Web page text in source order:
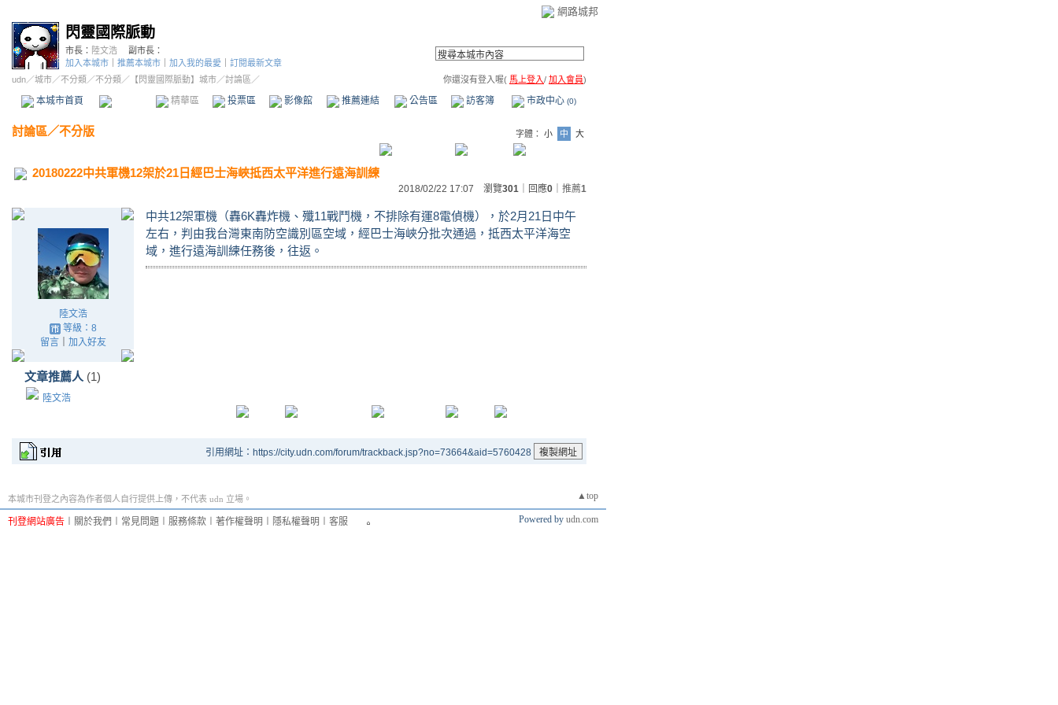
網路城邦
閃靈國際脈動
市長： 陸文浩
副市長：
加入本城市
推薦本城市 加入我的最愛
訂閱最新文章
udn／城市／不分類 ／不分類 ／ 【閃靈國際脈動】城市／討論區／ 你還沒有登入喔( 馬上登入/ 加入會員)
本城市首頁 精華區 投票區 影像館 推薦連結 公告區 訪客簿 市政中心 (0)
討論區／不分版 字體： 小 中 大
20180222中共軍機12架於21日經巴士海峽抵西太平洋進行遠海訓練
2018/02/22 17:07 瀏覽301 ｜回應0 推薦1
陸文浩
等級：8
留言｜ 加入好友
文章推薦人 (1)
陸文浩
中共12架軍機（轟6K轟炸機、殲11戰鬥機，不排除有運8電偵機），於2月21日中午
左右，判由我台灣東南防空識別區空域，經巴士海峽分批次通過，抵西太平洋海空
域，進行遠海訓練任務後，往返。
引用網址：https://city.udn.com/forum/trackback.jsp?no=73664&aid=5760428
▲top
本城市刊登之內容為作者個人自行提供上傳，不代表 udn 立場。
刊登網站廣告 關於我們 常見問題 服務條款 著作權聲明 隱私權聲明 客服 Powered by udn.com